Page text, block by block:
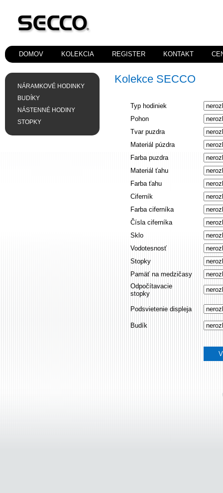
DOMOV KOLEKCIA REGISTER KONTAKT
NÁRAMKOVÉ HODINKY
BUDÍKY
NÁSTENNÉ HODINY
STOPKY
Kolekce SECCO
Typ hodiniek
Pohon
Tvar puzdra
Materiál púzdra
Farba puzdra
Materiál ťahu
Farba ťahu
Ciferník
Farba ciferníka
Čísla ciferníka
Sklo
Vodotesnosť
Stopky
Pamäť na medzičasy
Odpočítavacie
stopky
Podsvietenie displeja
Budík